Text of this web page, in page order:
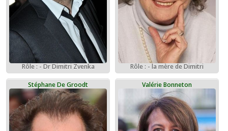
Rôle : - Dr Dimitri Zvenka Rôle : - la mère de Dimitri
Stéphane De Groodt Valérie Bonneton